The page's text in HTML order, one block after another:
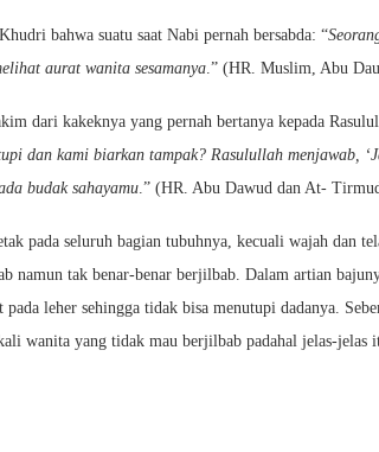
bahwa suatu saat Nabi pernah bersabda: “
aurat wanita sesamanya.” (HR. Muslim, Abu
dari kakeknya yang pernah bertanya kepada
dan kami biarkan tampak? Rasulullah menjawab,
budak sahayamu.” (HR. Abu Dawud dan At-
pada seluruh bagian tubuhnya, kecuali wajah dan
namun tak benar-benar berjilbab. Dalam artian
leher sehingga tidak bisa menutupi dadanya.
wanita yang tidak mau berjilbab padahal jelas-